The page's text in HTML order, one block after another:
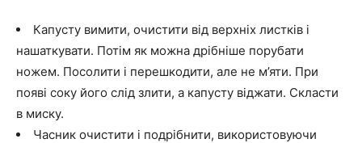
Капусту вимити, очистити від верхніх листків і
нашаткувати. Потім як можна дрібніше порубати
ножем. Посолити і перешкодити, але не м’яти. При
появі соку його слід злити, а капусту віджати. Скласти
в миску.
Часник очистити і подрібнити, використовуючи